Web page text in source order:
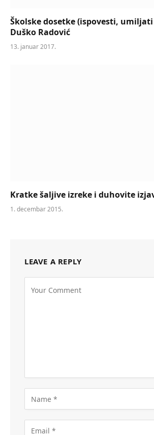
Školske dosetke (ispovesti,
Duško Radović
13. januar 2017.
Kratke šaljive izreke i duhovite
1. decembar 2015.
LEAVE A REPLY